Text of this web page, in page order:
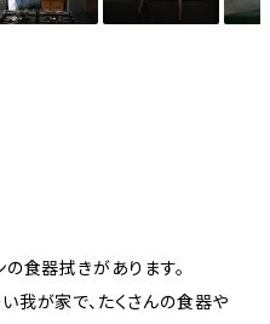
食器拭きがあります。
我が家で、たくさんの食器や